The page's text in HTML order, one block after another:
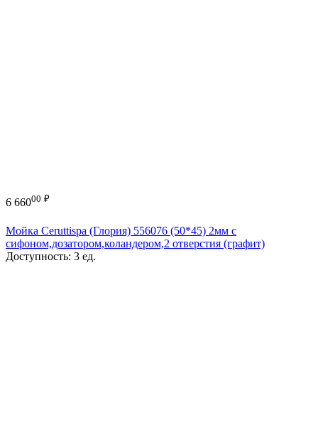
6 66000 ₽
Мойка Ceruttispa (Глория) 556076 (50*45) 2мм с
сифоном,дозатором,коландером,2 отверстия (графит)
Доступность: 3 ед.